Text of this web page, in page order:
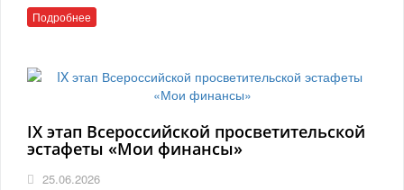
Подробнее
IX этап Всероссийской просветительской
эстафеты «Мои финансы»
25.06.2026